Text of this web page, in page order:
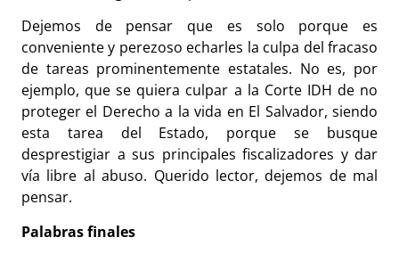
Dejemos de pensar que es solo porque es
conveniente y perezoso echarles la culpa del fracaso
de tareas prominentemente estatales. No es, por
ejemplo, que se quiera culpar a la Corte IDH de no
proteger el Derecho a la vida en El Salvador, siendo
esta tarea del Estado, porque se busque
desprestigiar a sus principales fiscalizadores y dar
vía libre al abuso. Querido lector, dejemos de mal
pensar.
Palabras finales